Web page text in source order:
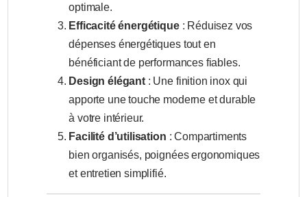
optimale.
Efficacité énergétique: Réduisez vos
dépenses énergétiques tout en
bénéficiant de performances fiables.
Design élégant: Une finition inox qui
apporte une touche moderne et durable
à votre intérieur.
Facilité d’utilisation : Compartiments
bien organisés, poignées ergonomiques
et entretien simplifié.